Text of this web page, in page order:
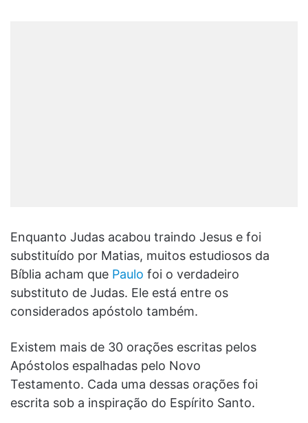
Enquanto Judas acabou traindo Jesus e foi
substituído por Matias, muitos estudiosos da
Bíblia acham que Paulo foi o verdadeiro
substituto de Judas. Ele está entre os
considerados apóstolo também.
Existem mais de 30 orações escritas pelos
Apóstolos espalhadas pelo Novo
Testamento. Cada uma dessas orações foi
escrita sob a inspiração do Espírito Santo.